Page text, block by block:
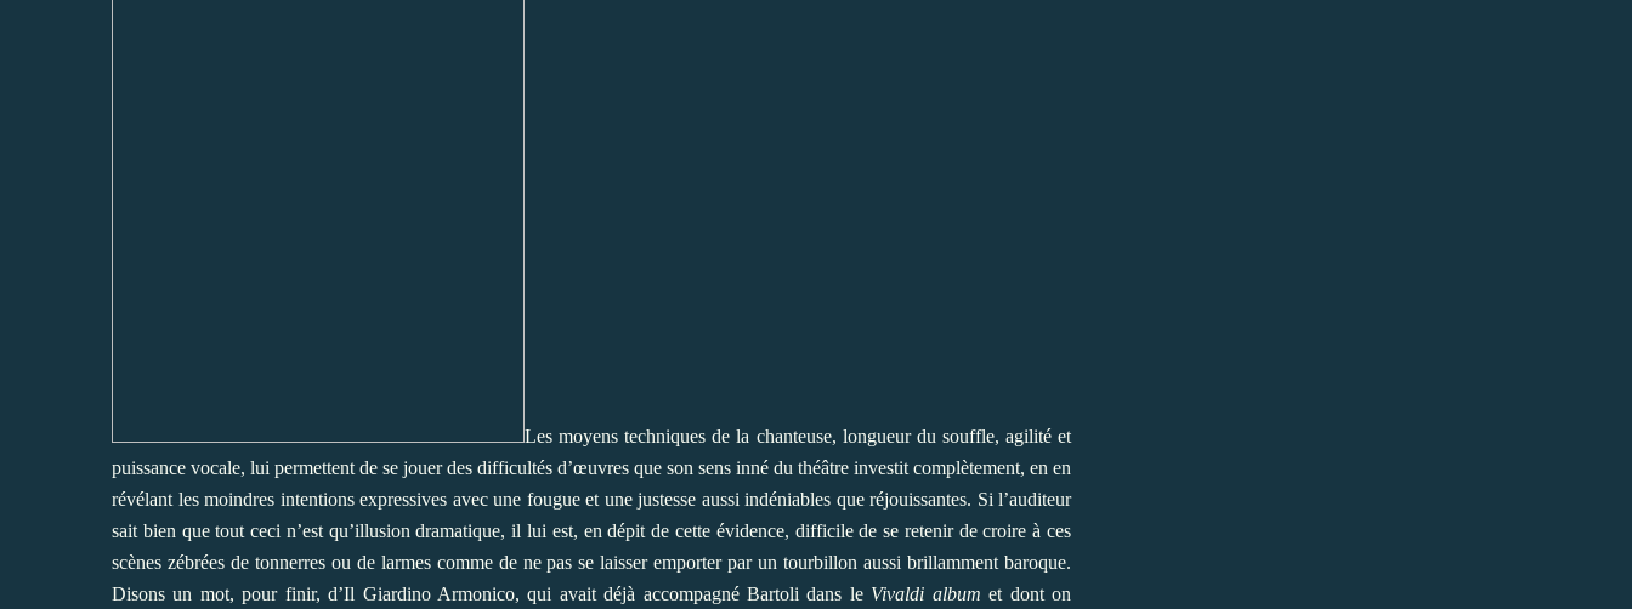
Les moyens techniques de la chanteuse, longueur du souffle, agilité et
puissance vocale, lui permettent de se jouer des difficultés d’œuvres que son sens inné du théâtre investit complètement, en en
révélant les moindres intentions expressives avec une fougue et une justesse aussi indéniables que réjouissantes. Si l’auditeur
sait bien que tout ceci n’est qu’illusion dramatique, il lui est, en dépit de cette évidence, difficile de se retenir de croire à ces
scènes zébrées de tonnerres ou de larmes comme de ne pas se laisser emporter par un tourbillon aussi brillamment baroque.
Disons un mot, pour finir, d’Il Giardino Armonico, qui avait déjà accompagné Bartoli dans le Vivaldi album et dont on